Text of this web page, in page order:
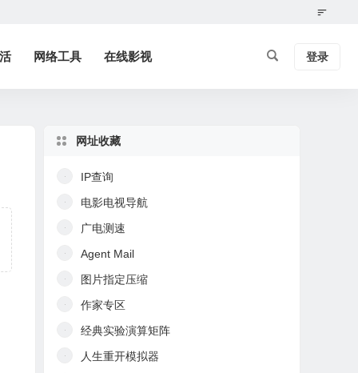
网络工具 在线影视 登录
网址收藏
IP查询
电影电视导航
广电测速
Agent Mail
图片指定压缩
作家专区
经典实验演算矩阵
人生重开模拟器